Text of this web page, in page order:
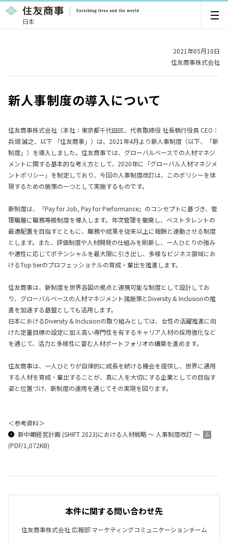
日本
2021年05月10日
住友商事株式会社
新人事制度の導入について
住友商事株式会社（本社：東京都千代田区、代表取締役 社長執行役員 CEO：
兵頭 誠之、以下 「住友商事」）は、2021年4月より新人事制度（以下、「新
制度」）を導入しました。住友商事では、グローバルベースでの人材マネジ
メントに関する基本的な考え方として、2020年に「グローバル人材マネジメ
ントポリシー」を制定しており、今回の人事制度改訂は、このポリシーを体
現するための施策の一つとして実施するものです。
新制度は、「Pay for Job, Pay for Performance」のコンセプトに基づき、管
理職層に職務等級制度を導入します。年次管理を撤廃し、ベストタレントの
最適配置を目指すとともに、職務や成果を従来以上に報酬と連動させる制度
とします。また、評価制度や人材開発の仕組みを刷新し、一人ひとりの強み
や適性に応じてポテンシャルを最大限に引き出し、多様なビジネス領域にお
けるTop tierのプロフェッショナルの育成・輩出を推進します。
住友商事は、新制度を世界各国の拠点と連携可能な制度として設計してお
り、グローバルベースの人材マネジメント諸施策とDiversity & Inclusionの推
進を加速する基盤としても活用します。
日本におけるDiversity & Inclusionの取り組みとしては、女性の活躍推進に向
けた定量目標の設定に加え高い専門性を有するキャリア人材の採用強化など
を通じて、活力と多様性に富む人材ポートフォリオの構築を進めます。
住友商事は、一人ひとりが自律的に成長を続ける機会を提供し、世界に通用
する人材を育成・輩出することが、真に人を大切にする企業としての目指す
姿と位置づけ、新制度の運用を通じてその実現を図ります。
＜参考資料＞
新中期経営計画 (SHIFT 2023)における人材戦略 ～ 人事制度改訂 ～
(PDF/1,072KB)
本件に関する問い合わせ先
住友商事株式会社 広報部 マーケティングコミュニケーションチーム